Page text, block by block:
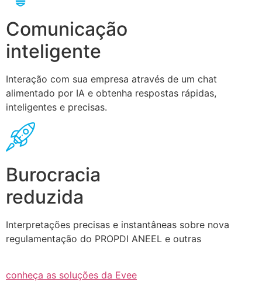
Comunicação
inteligente
Interação com sua empresa através de um chat
alimentado por IA e obtenha respostas rápidas,
inteligentes e precisas.
Burocracia
reduzida
Interpretações precisas e instantâneas sobre nova
regulamentação do PROPDI ANEEL e outras
conheça as soluções da Evee